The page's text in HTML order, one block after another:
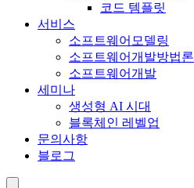
코드 템플릿
서비스
소프트웨어모델링
소프트웨어개발방법론
소프트웨어개발
세미나
생성형 AI 시대
블록체인 레벨업
문의사항
블로그